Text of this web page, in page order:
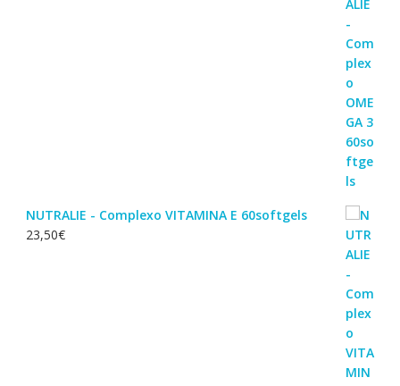
NUTRALIE - Complexo VITAMINA E 60softgels
23,50€